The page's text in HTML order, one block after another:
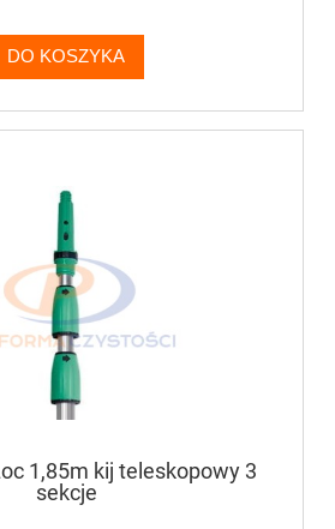
DO KOSZYKA
1,85m kij teleskopowy 3
sekcje